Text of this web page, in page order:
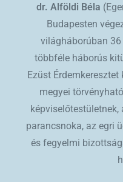
dr. Alföldi Béla
Budapesten
világháborúban
többféle háborús
Ezüst
megyei
parancsnoka, az egri
és fegyelmi